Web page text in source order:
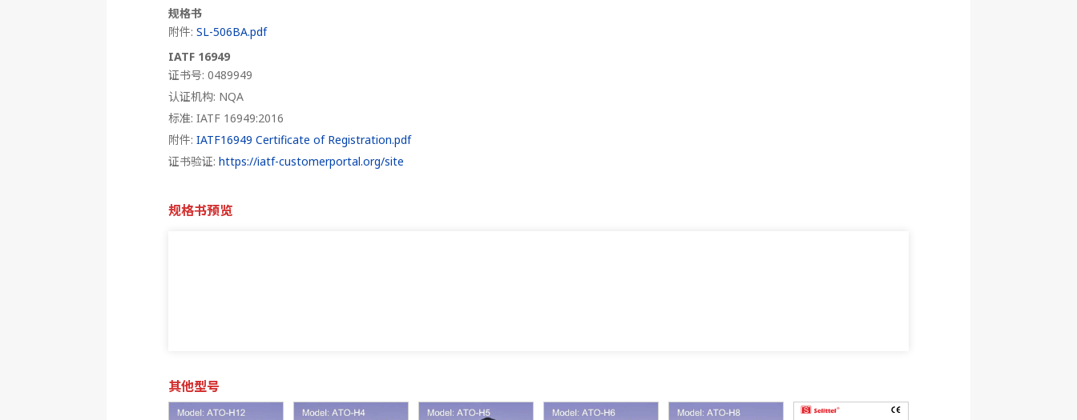
规格书
附件: SL-506BA.pdf
IATF 16949
证书号: 0489949
认证机构: NQA
标准: IATF 16949:2016
附件: IATF16949 Certificate of Registration.pdf
证书验证: https://iatf-customerportal.org/site
规格书预览
其他型号